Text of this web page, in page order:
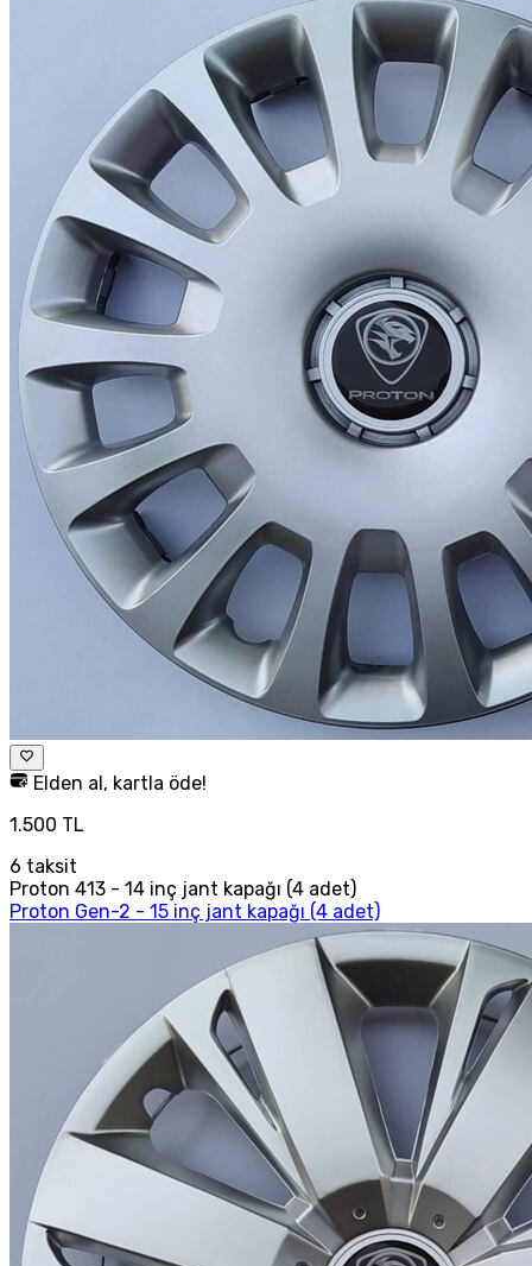
Elden al, kartla öde!
1.500 TL
6 taksit
Proton 413 - 14 inç jant kapağı (4 adet)
Proton Gen-2 - 15 inç jant kapağı (4 adet)